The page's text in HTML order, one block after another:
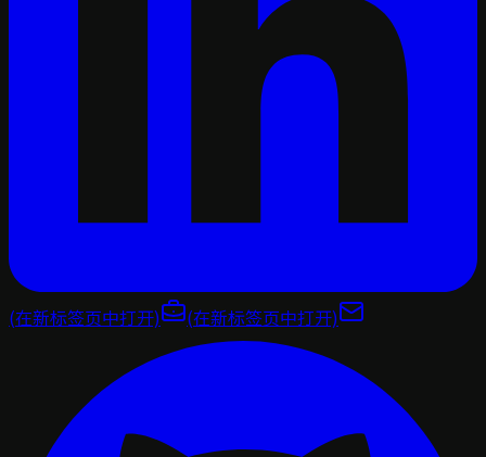
(在新标签页中打开) (在新标签页中打开)